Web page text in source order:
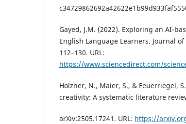
Gayed, J.M. (2022). Exploring an AI-
English Language Learners. Journal
112–130. URL:
https://www.sciencedirect.com/
Holzner, N., Maier, S., & Feuerriegel,
creativity: A systematic literature
arXiv:2505.17241. URL: https://